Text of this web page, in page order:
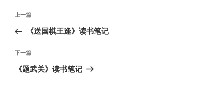
文
导
航
上
一
文
章
上一篇
《送国棋王逢》读书笔记
下
一
下一篇
《题武关》读书笔记